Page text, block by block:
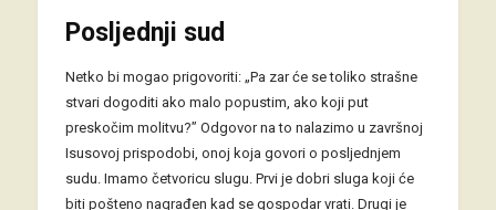
Posljednji sud
Netko bi mogao prigovoriti: „Pa zar će se toliko strašne
stvari dogoditi ako malo popustim, ako koji put
preskočim molitvu?” Odgovor na to nalazimo u završnoj
Isusovoj prispodobi, onoj koja govori o posljednjem
sudu. Imamo četvoricu slugu. Prvi je dobri sluga koji će
biti pošteno nagrađen kad se gospodar vrati. Drugi je